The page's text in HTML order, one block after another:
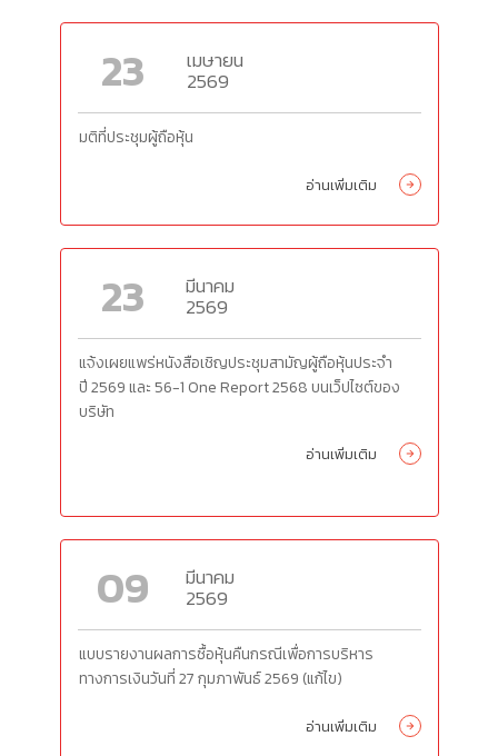
23 เมษายน
2569
มติที่ประชุมผู้ถือหุ้น
อ่านเพิ่มเติม
23 มีนาคม
2569
แจ้งเผยแพร่หนังสือเชิญประชุมสามัญผู้ถือหุ้นประจำ
ปี2569และ56-1 One Report 2568บนเว็ปไซต์ของ
บริษัท
อ่านเพิ่มเติม
09 มีนาคม
2569
แบบรายงานผลการซื้อหุ้นคืนกรณีเพื่อการบริหาร
ทางการเงินวันที่27กุมภาพันธ์2569 (แก้ไข)
อ่านเพิ่มเติม